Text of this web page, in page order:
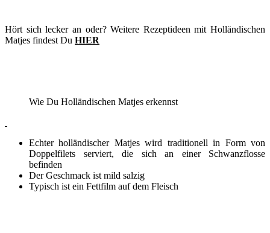
Hört sich lecker an oder? Weitere Rezeptideen mit Holländischen
Matjes findest Du HIER
Wie Du Holländischen Matjes erkennst
Echter holländischer Matjes wird traditionell in Form von
Doppelfilets serviert, die sich an einer Schwanzflosse
befinden
Der Geschmack ist mild salzig
Typisch ist ein Fettfilm auf dem Fleisch